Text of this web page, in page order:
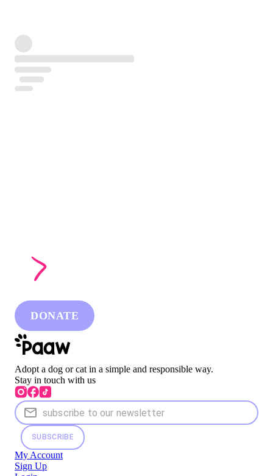
DONATE
Adopt a dog or cat in a simple and responsible way.
Stay in touch with us
SUBSCRIBE
My Account
Sign Up